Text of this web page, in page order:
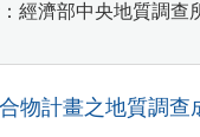
經濟部中央地質調查
物計畫之地質調查